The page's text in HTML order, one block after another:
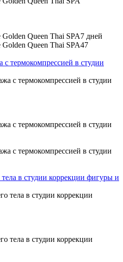
7 дней
47
термокомпрессией в студии
в студии коррекции фигуры и